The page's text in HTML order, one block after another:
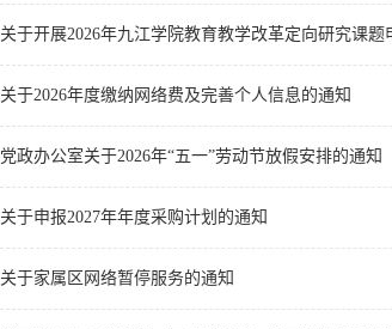
关于开展2026年九江学院教育教学改革定向研究课题
关于2026年度缴纳网络费及完善个人信息的通知
党政办公室关于2026年“五一”劳动节放假安排的通知
关于申报2027年年度采购计划的通知
关于家属区网络暂停服务的通知